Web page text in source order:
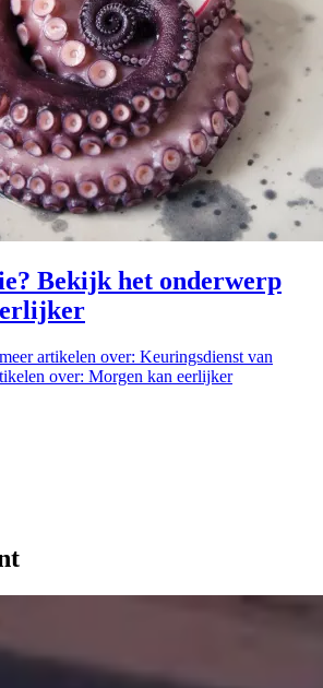
Bekijk het onderwerp
artikelen over: Keuringsdienst van
over: Morgen kan eerlijker